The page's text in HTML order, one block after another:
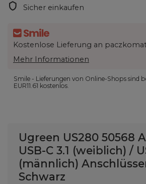
Sicher einkaufen
Kostenlose Lieferung an
Mehr Informationen
Smile - Lieferungen von Online-Shops sind
EUR11.61 kostenlos.
Ugreen US280 50568
USB-C 3.1 (weiblich) /
(männlich)
Schwarz